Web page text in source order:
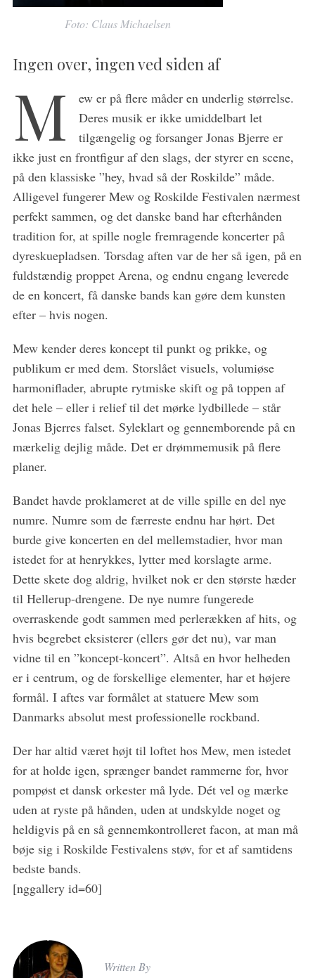
Foto: Claus Michaelsen
Ingen over, ingen ved siden af
M
ew er på flere måder en underlig størrelse.
Deres musik er ikke umiddelbart let
tilgængelig og forsanger Jonas Bjerre er
ikke just en frontfigur af den slags, der styrer en scene,
på den klassiske ”hey, hvad så der Roskilde” måde.
Alligevel fungerer Mew og Roskilde Festivalen nærmest
perfekt sammen, og det danske band har efterhånden
tradition for, at spille nogle fremragende koncerter på
dyreskuepladsen. Torsdag aften var de her så igen, på en
fuldstændig proppet Arena, og endnu engang leverede
de en koncert, få danske bands kan gøre dem kunsten
efter – hvis nogen.
Mew kender deres koncept til punkt og prikke, og
publikum er med dem. Storslået visuels, volumiøse
harmoniflader, abrupte rytmiske skift og på toppen af
det hele – eller i relief til det mørke lydbillede – står
Jonas Bjerres falset. Syleklart og gennemborende på en
mærkelig dejlig måde. Det er drømmemusik på flere
planer.
Bandet havde proklameret at de ville spille en del nye
numre. Numre som de færreste endnu har hørt. Det
burde give koncerten en del mellemstadier, hvor man
istedet for at henrykkes, lytter med korslagte arme.
Dette skete dog aldrig, hvilket nok er den største hæder
til Hellerup-drengene. De nye numre fungerede
overraskende godt sammen med perlerækken af hits, og
hvis begrebet eksisterer (ellers gør det nu), var man
vidne til en ”koncept-koncert”. Altså en hvor helheden
er i centrum, og de forskellige elementer, har et højere
formål. I aftes var formålet at statuere Mew som
Danmarks absolut mest professionelle rockband.
Der har altid været højt til loftet hos Mew, men istedet
for at holde igen, sprænger bandet rammerne for, hvor
pompøst et dansk orkester må lyde. Dét vel og mærke
uden at ryste på hånden, uden at undskylde noget og
heldigvis på en så gennemkontrolleret facon, at man må
bøje sig i Roskilde Festivalens støv, for et af samtidens
bedste bands.
[nggallery id=60]
Written By
e
a
r
h
f
o
r